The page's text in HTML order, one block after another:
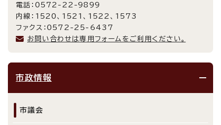
電話：0572-22-9899
内線：1520、1521、1522、1573
ファクス：0572-25-6437
お問い合わせは専用フォームをご利用ください。
市政情報
市議会